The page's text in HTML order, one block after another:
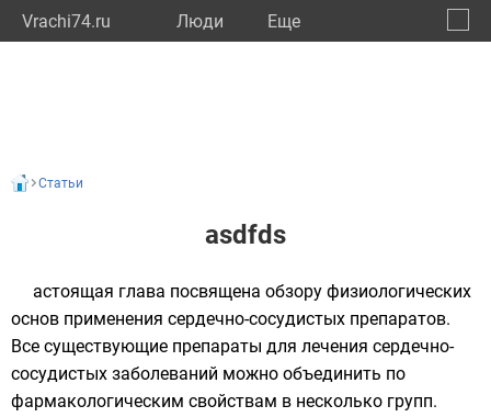
Vrachi74.ru Люди Eще
Статьи
asdfds
астоящая глава посвящена обзору физиологических
основ применения сердечно-сосудистых препаратов.
Все существующие препараты для лечения сердечно-
сосудистых заболеваний можно объединить по
фармакологическим свойствам в несколько групп.